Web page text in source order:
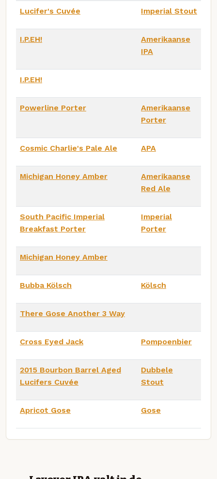
Lucifer's Cuvée Imperial Stout
I.P.EH!
Amerikaanse
IPA
I.P.EH!
Powerline Porter
Amerikaanse
Porter
Cosmic Charlie's Pale Ale APA
Michigan Honey Amber
Amerikaanse
Red Ale
South Pacific Imperial
Breakfast Porter
Imperial
Porter
Michigan Honey Amber
Bubba Kölsch Kölsch
There Gose Another 3 Way
Cross Eyed Jack Pompoenbier
2015 Bourbon Barrel Aged
Lucifers Cuvée
Dubbele
Stout
Apricot Gose Gose